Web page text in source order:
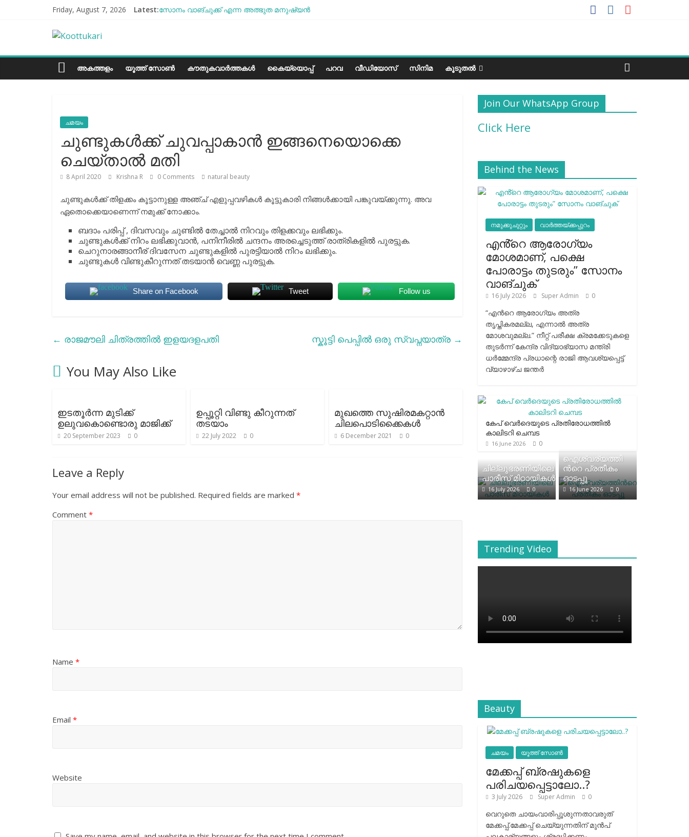
Friday, August 7, 2026 Latest:സോനം വാങ്ചുക്ക് എന്ന അത്ഭുത മനുഷ്യന്‍
ചില്ലുഭരണിയിലെ പാരീസ് മിഠായികള്‍
Koottukari
Kottukariഅകത്തളം യൂത്ത് സോൺ കൗതുകവാർത്തകൾ കൈയ്യൊപ്പ് പറവ വീഡിയോസ് സിനിമ കൂടുതൽ
ചമയം
ചുണ്ടുകള്‍ക്ക് ചുവപ്പാകാന്‍ ഇങ്ങനെയൊക്കെ
ചെയ്താല്‍ മതി
8 April 2020 Krishna R 0 Comments natural beauty
ചുണ്ടുകള്‍ക്ക് തിളക്കം കൂട്ടാനുള്ള അഞ്ച് എളുപ്പവഴികള്‍ കൂട്ടുകാരി നിങ്ങള്‍ക്കായി പങ്കുവയ്ക്കുന്നു. അവ
ഏതൊക്കെയാണെന്ന് നമുക്ക് നോക്കാം.
ബദാം പരിപ്പ് , ദിവസവും ചുണ്ടില്‍ തേച്ചാല്‍ നിറവും തിളക്കവും ലഭിക്കും.
ചുണ്ടുകള്‍ക്ക് നിറം ലഭിക്കുവാന്‍, പനിനീരില്‍ ചന്ദനം അരച്ചെടുത്ത് രാത്രികളില്‍ പുരട്ടുക.
ചെറുനാരങ്ങാനീര് ദിവസേന ചുണ്ടുകളില്‍ പുരട്ടിയാല്‍ നിറം ലഭിക്കും.
ചുണ്ടുകള്‍ വിണ്ടുകീറുന്നത് തടയാന്‍ വെണ്ണ പുരട്ടുക.
Share on Facebook Tweet Follow us
← രാജമൗലി ചിത്രത്തിൽ ഇളയദളപതി സ്കൂട്ടി പെപ്പിൽ ഒരു സ്വപ്നയാത്ര →
You May Also Like
ഇടതൂര്‍ന്ന മുടിക്ക്
ഉലുവകൊണ്ടൊരു മാജിക്ക്
20 September 2023 0
ഉപ്പൂറ്റി വിണ്ടു കീറുന്നത്
തടയാം
22 July 2022 0
മുഖത്തെ സുഷിരമകറ്റാന്‍
ചിലപൊടിക്കൈകള്‍
6 December 2021 0
Leave a Reply
Your email address will not be published. Required fields are marked *
Comment *
Name *
Email *
Website
Join Our WhatsApp Group
Click Here
Behind the News
നമുക്കുചുറ്റും വാർത്തയ്ക്കപ്പുറം
എൻ്റെ ആരോഗ്യം
മോശമാണ്, പക്ഷെ
പോരാട്ടം തുടരും” സോനം
വാങ്ചുക്
16 July 2026 Super Admin 0
“എന്‍റെ ആരോഗ്യം അത്ര
തൃപ്തികരമല്ല, എന്നാൽ അത്ര
മോശവുമല്ല.” നീറ്റ് പരീക്ഷ ക്രമക്കേടുകളെ
തുടർന്ന് കേന്ദ്ര വിദ്യാഭ്യാസ മന്ത്രി
ധർമ്മേന്ദ്ര പ്രധാന്റെ രാജി ആവശ്യപ്പെട്ട്
വ്യാഴാഴ്ച ജന്തർ
കേപ് വെര്‍ദെയുടെ പ്രതിരോധത്തില്‍
കാലിടറി ചെമ്പട
16 June 2026 0
ചില്ലുഭരണിയിലെ
പാരീസ് മിഠായികള്‍
16 July 2026 0
ഐശ്വര്യത്തി
ന്‍റെ പ്രതീകം
ഓടപ്പൂ
16 June 2026 0
Trending Video
Beauty
ചമയം യൂത്ത് സോൺ
മേക്കപ്പ് ബ്രഷുകളെ
പരിചയപ്പെട്ടാലോ..?
3 July 2026 Super Admin 0
വെറുതെ ചായംവാരിപ്പൂശുന്നതാവരുത്
മേക്കപ്പ്.മേക്കപ്പ് ചെയ്യുന്നതിന് മുന്‍പ്